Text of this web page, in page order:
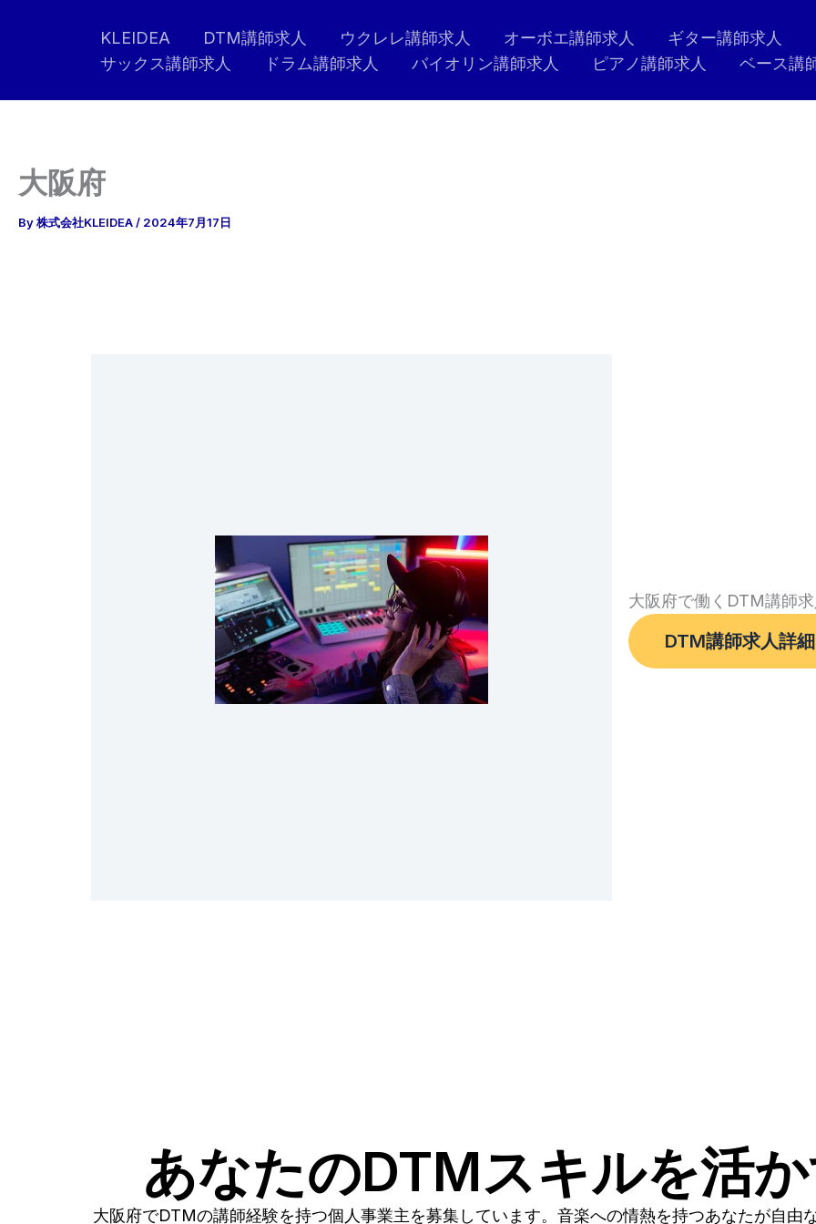
KLEIDEA DTM講師求人 ウクレレ講師求人 オーボエ講師求人 ギター講師求人
サックス講師求人
ドラム講師求人 バイオリン講師求人 ピアノ講師求人 ベース講
大阪府
By株式会社KLEIDEA/ 2024年7月17日
大阪府で働くDTM講師
DTM講師求人詳細
あなたのDTMスキルを活
大阪府でDTMの講師経験を持つ個人事業主を募集しています。音楽への情熱を持つあなたが自由